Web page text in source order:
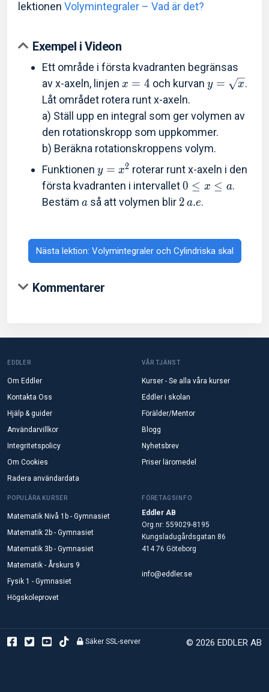
lektionen Volymintegraler – Vad är det?
Exempel i Videon
Ett område i första kvadranten begränsas
av x-axeln, linjen x = 4 och kurvan y = x.
Låt området rotera runt x-axeln.
a) Ställ upp en integral som ger volymen av
den rotationskropp som uppkommer.
b) Beräkna rotationskroppens volym.
Funktionen y = x2 roterar runt x-axeln i den
första kvadranten i intervallet0 ≤ x ≤ a.
Bestäm a så att volymen blir 2 a.e.
Nästa lektion: Volymintegraler och Cylindriska skal
Kommentarer
EDDLER
Om Eddler
Kontakta Oss
Hjälp & guider
Användarvillkor
Integritetspolicy
Om Cookies
Radera användardata
VÅR TJÄNST
Kurser - Se alla våra kurser
Eddler i skolan
Förälder/Mentor
Blogg
Nyhetsbrev
Priser läromedel
POPULÄRA KURSER
Matematik Nivå 1b - Gymnasiet
Matematik 2b - Gymnasiet
Matematik 3b - Gymnasiet
Matematik - Årskurs 9
Fysik 1 - Gymnasiet
Högskoleprovet
FÖRETAGSINFO
Eddler AB
Org.nr: 559029-8195
Kungsladugårdsgatan 86
414 76 Göteborg
info@eddler.se
© 2026 EDDLER AB
Säker SSL-server